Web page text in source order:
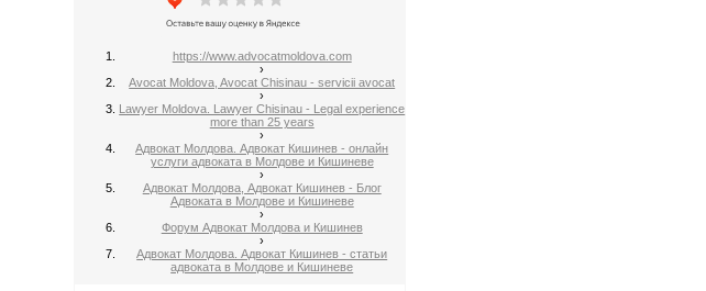
https://www.advocatmoldova.com
›
Avocat Moldova, Avocat Chisinau - servicii avocat
›
Lawyer Moldova. Lawyer Chisinau - Legal experience
more than 25 years
›
Адвокат Молдова. Адвокат Кишинев - онлайн
услуги адвоката в Молдове и Кишиневе
›
Адвокат Молдова, Адвокат Кишинев - Блог
Адвоката в Молдове и Кишиневе
›
Форум Адвокат Молдова и Кишинев
›
Адвокат Молдова. Адвокат Кишинев - статьи
адвоката в Молдове и Кишиневе